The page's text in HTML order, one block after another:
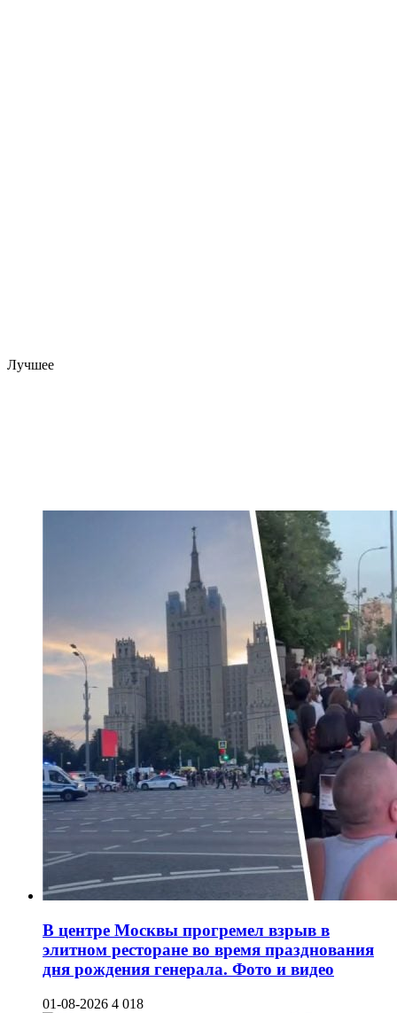
Лучшее
В центре Москвы прогремел взрыв в
элитном ресторане во время празднования
дня рождения генерала. Фото и видео
01-08-2026 4 018